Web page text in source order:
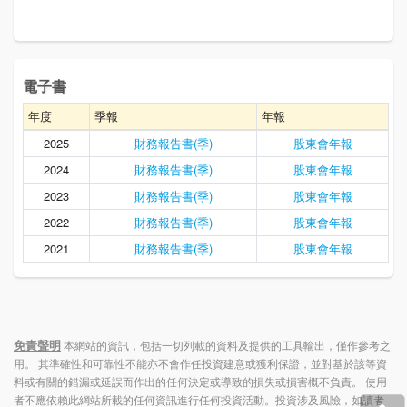
電子書
年度 季報
年報
2025
財務報告書(季)
股東會年報
2024
財務報告書(季)
股東會年報
2023
財務報告書(季)
股東會年報
2022
財務報告書(季)
股東會年報
2021
財務報告書(季) 股東會年報
免責聲明本網站的資訊，包括一切列載的資料及提供的工具輸出，僅作參考之
用。 其準確性和可靠性不能亦不會作任投資建意或獲利保證，並對基於該等資
料或有關的錯漏或延誤而作出的任何決定或導致的損失或損害概不負責。 使用
者不應依賴此網站所載的任何資訊進行任何投資活動。投資涉及風險，如讀者